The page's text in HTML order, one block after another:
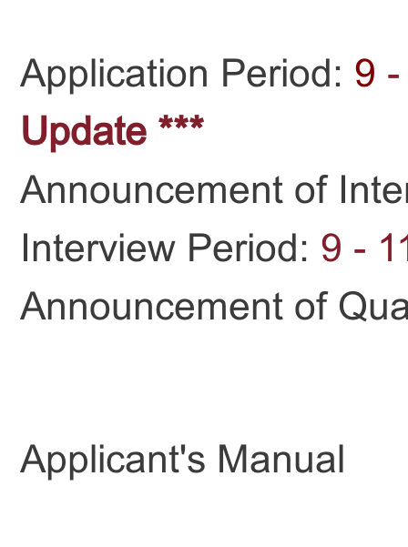
Application Period: 9
Update ***
Announcement of
Interview Period: 9 -
Announcement of
Applicant's Manual